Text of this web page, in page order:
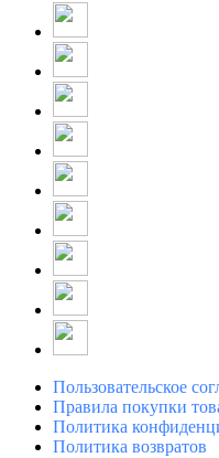
Пользовательское
Правила покупки
Политика
Политика возвратов